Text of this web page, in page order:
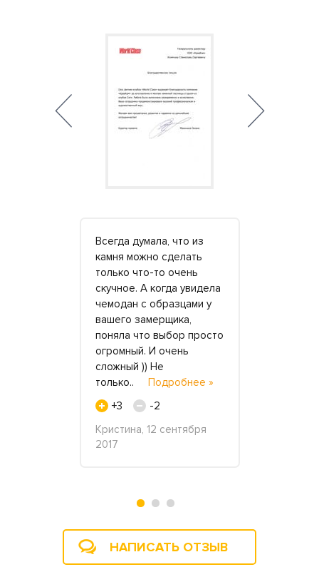
Всегда думала, что из
камня можно сделать
только что-то очень
скучное. А когда увидела
чемодан с образцами у
вашего замерщика,
поняла что выбор просто
огромный. И очень
сложный )) Не
только.. Подробнее »
+3
-2
Кристина, 12 сентября
2017
НАПИСАТЬ ОТЗЫВ